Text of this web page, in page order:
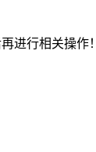
进行相关操作！